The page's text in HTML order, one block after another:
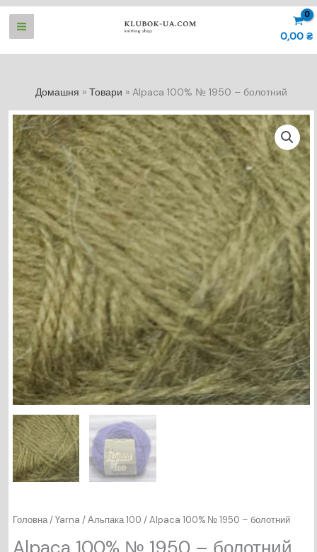
Перейти
0,00 ₴
Домашня Товари Alpaca 100% № 1950 – болотний
Головна/Yarna /Альпака 100 / Alpaca 100% № 1950 – болотний